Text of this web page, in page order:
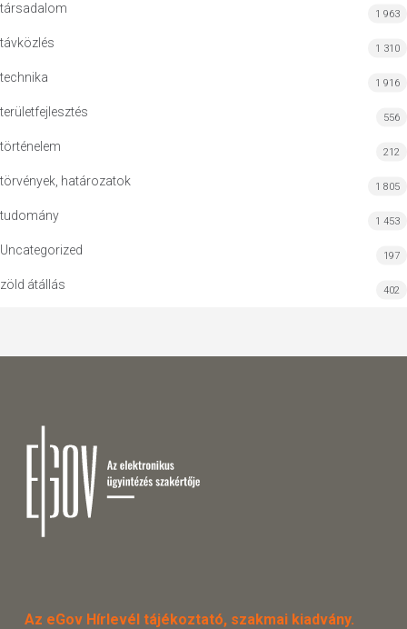
társadalom 1 963
távközlés 1 310
technika 1 916
területfejlesztés 556
történelem 212
törvények, határozatok 1 805
tudomány 1 453
Uncategorized 197
zöld átállás 402
Az eGov Hírlevél tájékoztató, szakmai kiadvány.